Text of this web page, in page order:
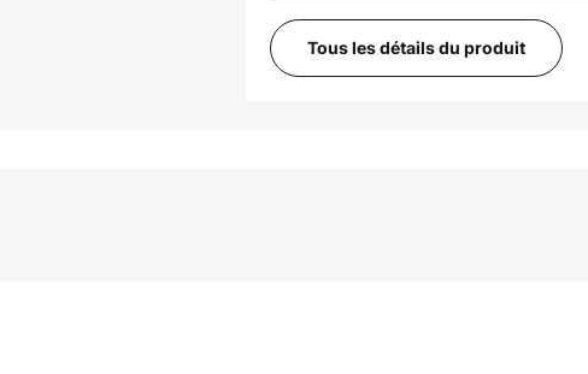
Tous les détails du produit